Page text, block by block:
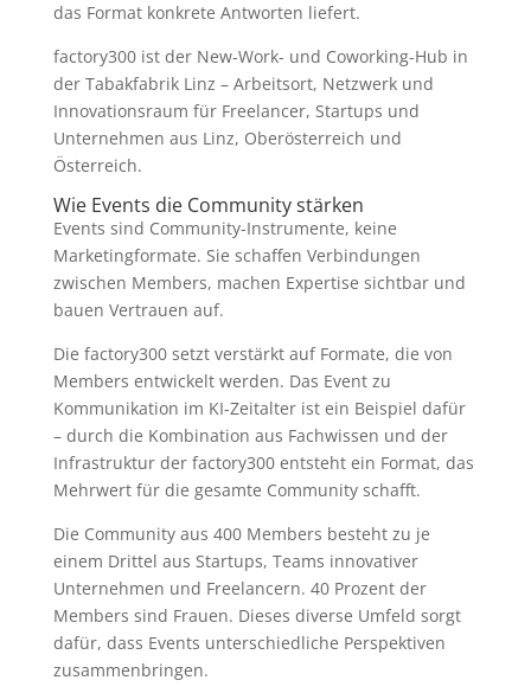
das Format konkrete Antworten liefert.
factory300 ist der New-Work- und Coworking-Hub in
der Tabakfabrik Linz – Arbeitsort, Netzwerk und
Innovationsraum für Freelancer, Startups und
Unternehmen aus Linz, Oberösterreich und
Österreich.
Wie Events die Community stärken
Events sind Community-Instrumente, keine
Marketingformate. Sie schaffen Verbindungen
zwischen Members, machen Expertise sichtbar und
bauen Vertrauen auf.
Die factory300 setzt verstärkt auf Formate, die von
Members entwickelt werden. Das Event zu
Kommunikation im KI-Zeitalter ist ein Beispiel dafür
– durch die Kombination aus Fachwissen und der
Infrastruktur der factory300 entsteht ein Format, das
Mehrwert für die gesamte Community schafft.
Die Community aus 400 Members besteht zu je
einem Drittel aus Startups, Teams innovativer
Unternehmen und Freelancern. 40 Prozent der
Members sind Frauen. Dieses diverse Umfeld sorgt
dafür, dass Events unterschiedliche Perspektiven
zusammenbringen.